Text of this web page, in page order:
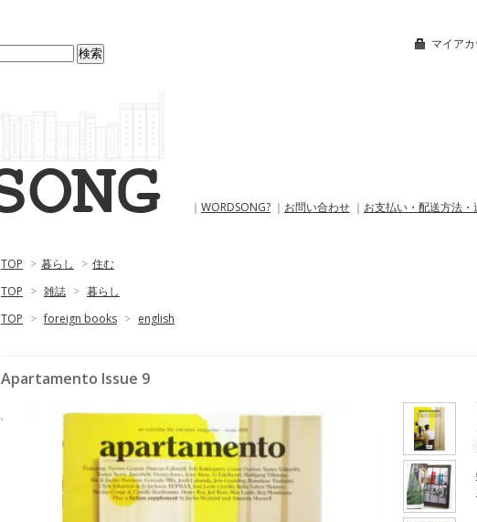
マイアカ
｜ WORDSONG? ｜ お問い合わせ ｜ お支払い・配送方法・
TOP > 暮らし > 住む
TOP > 雑誌 > 暮らし
TOP > foreign books > english
Apartamento Issue 9